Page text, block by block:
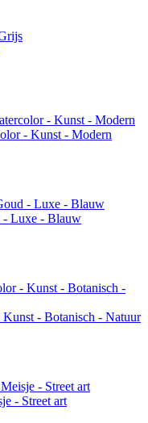
- Kunst - Modern
- Luxe - Blauw
- Botanisch - Natuur
- Street art